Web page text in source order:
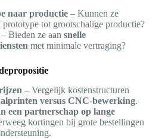
naar productie– Kunnen ze
prototype tot grootschalige productie?
– Bieden ze aan snelle
met minimale vertraging?
– Vergelijk kostenstructuren
versus CNC-bewerking.
een partnerschap op lange
kortingen bij grote bestellingen